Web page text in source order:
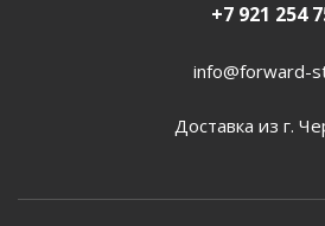
+7 921 254
info@forward-
Доставка из г.